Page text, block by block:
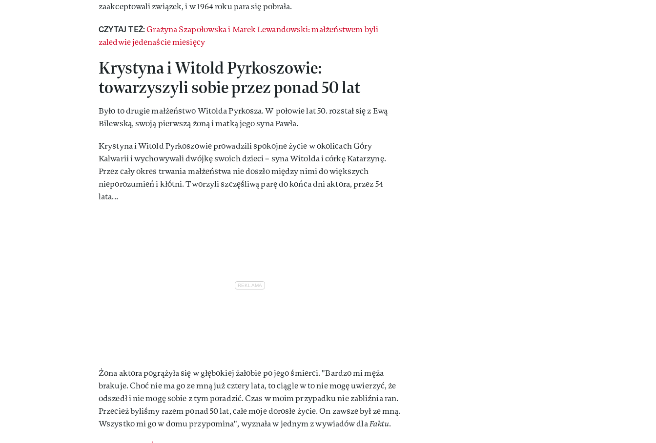
zaakceptowali związek, i w 1964 roku para się pobrała.
CZYTAJ TEŻ: Grażyna Szapołowska i Marek Lewandowski: małżeństwem byli
zaledwie jedenaście miesięcy
Krystyna i Witold Pyrkoszowie:
towarzyszyli sobie przez ponad 50 lat
Było to drugie małżeństwo Witolda Pyrkosza. W połowie lat 50. rozstał się z Ewą
Bilewską, swoją pierwszą żoną i matką jego syna Pawła.
Krystyna i Witold Pyrkoszowie prowadzili spokojne życie w okolicach Góry
Kalwarii i wychowywali dwójkę swoich dzieci – syna Witolda i córkę Katarzynę.
Przez cały okres trwania małżeństwa nie doszło między nimi do większych
nieporozumień i kłótni. Tworzyli szczęśliwą parę do końca dni aktora, przez 54
lata...
Żona aktora pogrążyła się w głębokiej żałobie po jego śmierci. "Bardzo mi męża
brakuje. Choć nie ma go ze mną już cztery lata, to ciągle w to nie mogę uwierzyć, że
odszedł i nie mogę sobie z tym poradzić. Czas w moim przypadku nie zabliźnia ran.
Przecież byliśmy razem ponad 50 lat, całe moje dorosłe życie. On zawsze był ze mną.
Wszystko mi go w domu przypomina", wyznała w jednym z wywiadów dlaFaktu.